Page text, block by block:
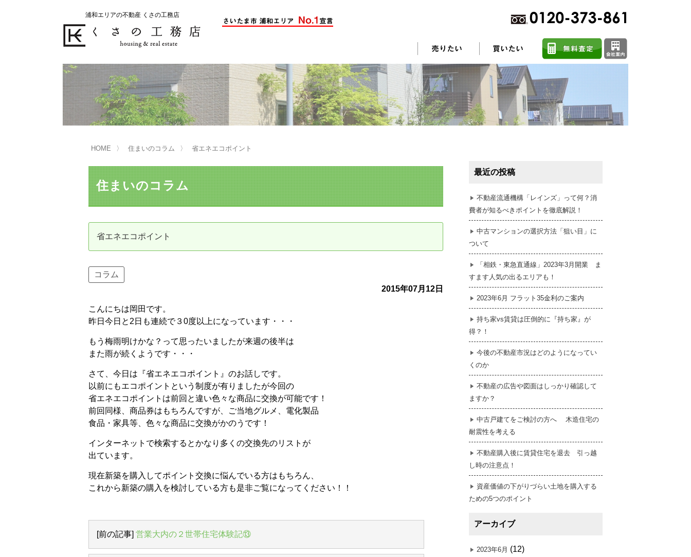
浦和エリアの不動産 くさの工務店
不動産の売却をお考えのお客様
くさの工務店が選ばれる理由 売却活動 売却されたお客様の声 不動産売却に関するよくある質問
買い替えサポート はじめての売却 不動産売却成功のコツ 任意売却
不動産の相続 売却前の修繕・リフォーム
売却の流れ（手順）
不動産売却の詳しい流れ 売買契約のご締結
不動産の引き渡し
不動産の購入をお考えのお客様
くさの工務店が選ばれる理由 購入されたお客様の声 不動産購入に関するよくある質問
住宅ローン控除・消費税について
リニュアル仲介とは
資産価値の減りにくい住宅購入 中古だから安心して購入できる仕組み リニュアル仲介で実現する豊かな暮らし はじめての物件探し
HOME 住まいのコラム 省エネエコポイント
住まいのコラム
省エネエコポイント
コラム
2015年07月12日
こんにちは岡田です。
昨日今日と2日も連続で３0度以上になっています・・・
もう梅雨明けかな？って思ったいましたが来週の後半は
また雨が続くようです・・・
さて、今日は『省エネエコポイント』のお話しです。
以前にもエコポイントという制度が有りましたが今回の
省エネエコポイントは前回と違い色々な商品に交換が可能です！
前回同様、商品券はもちろんですが、ご当地グルメ、電化製品
食品・家具等、色々な商品に交換がかのうです！
インターネットで検索するとかなり多くの交換先のリストが
出ています。
現在新築を購入してポイント交換に悩んでいる方はもちろん、
これから新築の購入を検討している方も是非ご覧になってください！！
[前の記事] 営業大内の２世帯住宅体験記⑬
最近の投稿
不動産流通機構「レインズ」って何？消
費者が知るべきポイントを徹底解説！
中古マンションの選択方法「狙い目」に
ついて
「相鉄・東急直通線」2023年3月開業 ま
すます人気の出るエリアも！
2023年6月 フラット35金利のご案内
持ち家vs賃貸は圧倒的に『持ち家』が
得？！
今後の不動産市況はどのようになってい
くのか
不動産の広告や図面はしっかり確認して
ますか？
中古戸建てをご検討の方へ 木造住宅の
耐震性を考える
不動産購入後に賃貸住宅を退去 引っ越
し時の注意点！
資産価値の下がりづらい土地を購入する
ための5つのポイント
アーカイブ
2023年6月 (12)